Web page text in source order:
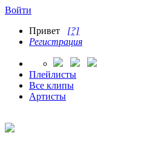
Войти
Привет [?]
Регистрация
Плейлисты
Все клипы
Артисты